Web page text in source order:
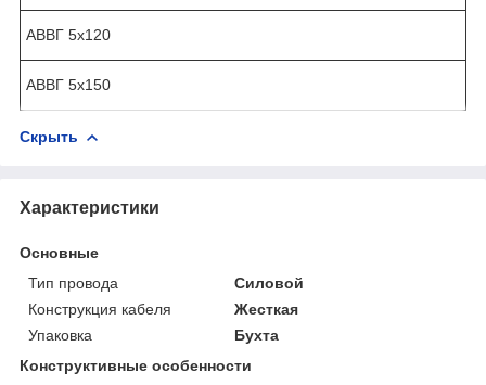
АВВГ 5х120
АВВГ 5х150
Скрыть
Характеристики
Основные
Тип провода
Силовой
Конструкция кабеля
Жесткая
Упаковка
Бухта
Конструктивные особенности